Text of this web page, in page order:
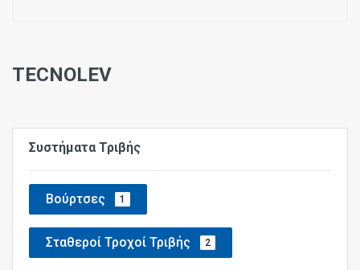
TECNOLEV
Συστήματα Τριβής
Βούρτσες 1
Σταθεροί Τροχοί Τριβής 2